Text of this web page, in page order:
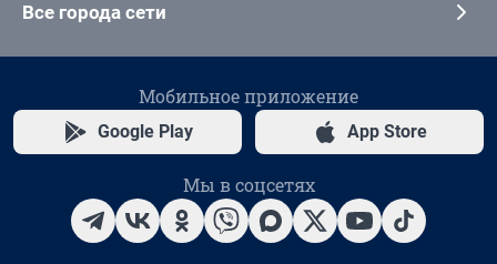
Все города сети
Мобильное приложение
Google Play App Store
Мы в соцсетях